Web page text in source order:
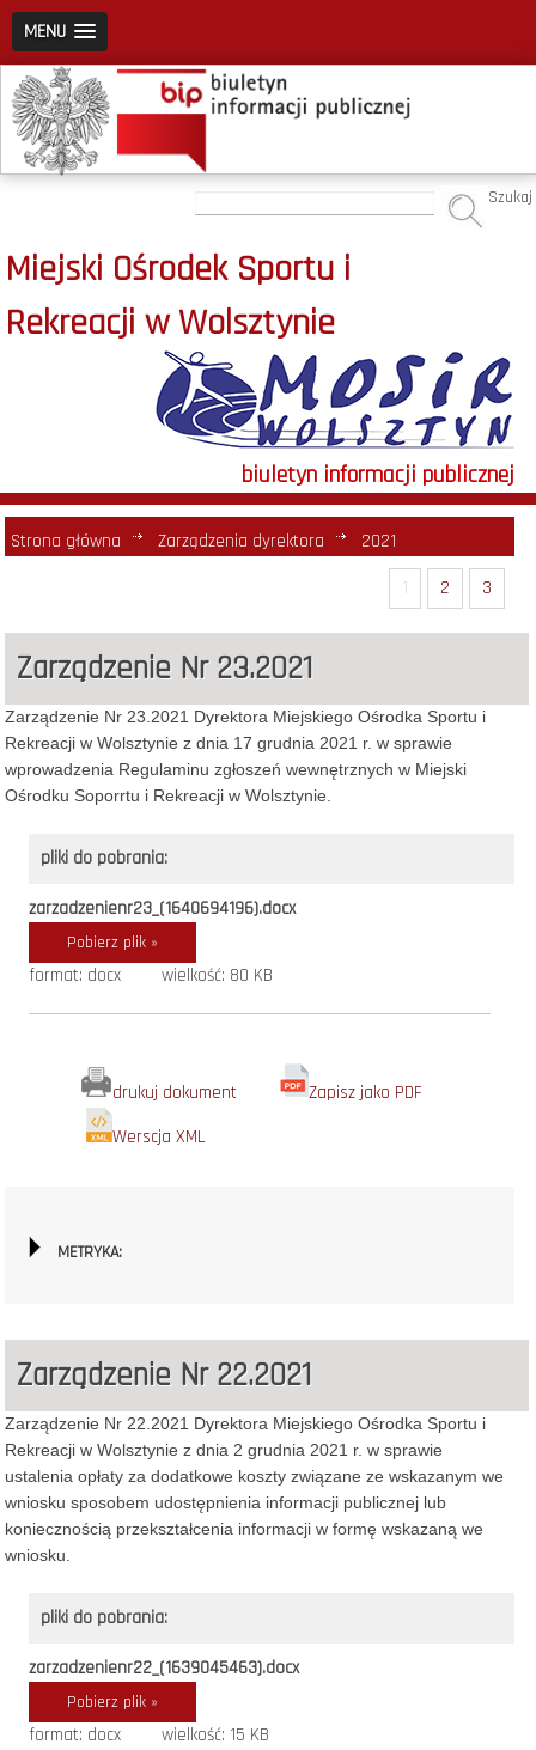
MENU
Szukaj
Miejski Ośrodek Sportu i
Rekreacji w Wolsztynie
biuletyn informacji publicznej
Strona główna Zarządzenia dyrektora 2021
1 2 3
Zarządzenie Nr 23.2021
Zarządzenie Nr 23.2021 Dyrektora Miejskiego Ośrodka Sportu i
Rekreacji w Wolsztynie z dnia 17 grudnia 2021 r. w sprawie
wprowadzenia Regulaminu zgłoszeń wewnętrznych w Miejski
Ośrodku Soporrtu i Rekreacji w Wolsztynie.
pliki do pobrania:
zarzadzenienr23_(1640694196).docx
Pobierz plik »
format: docx wielkość: 80 KB
drukuj dokument
Zapisz jako PDF
Werscja XML
METRYKA:
Zarządzenie Nr 22.2021
Zarządzenie Nr 22.2021 Dyrektora Miejskiego Ośrodka Sportu i
Rekreacji w Wolsztynie z dnia 2 grudnia 2021 r. w sprawie
ustalenia opłaty za dodatkowe koszty związane ze wskazanym we
wniosku sposobem udostępnienia informacji publicznej lub
koniecznością przekształcenia informacji w formę wskazaną we
wniosku.
pliki do pobrania:
zarzadzenienr22_(1639045463).docx
Pobierz plik »
format: docx wielkość: 15 KB